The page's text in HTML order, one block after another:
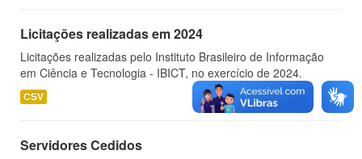
Licitações realizadas em 2024
Licitações realizadas pelo Instituto Brasileiro de Informação
em Ciência e Tecnologia - IBICT, no exercício de 2024.
CSV
Servidores Cedidos